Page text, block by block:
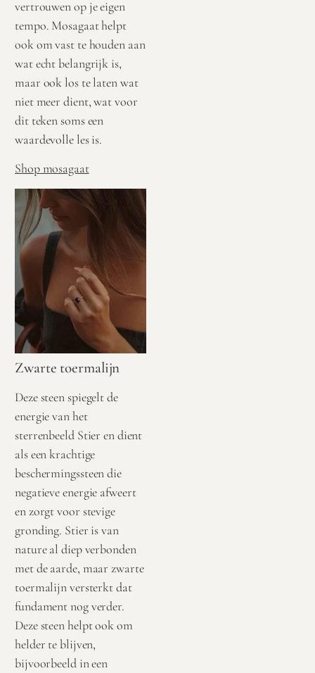
vertrouwen op je eigen
tempo. Mosagaat helpt
ook om vast te houden aan
wat echt belangrijk is,
maar ook los te laten wat
niet meer dient, wat voor
dit teken soms een
waardevolle les is.
Shop mosagaat
Zwarte toermalijn
Deze steen spiegelt de
energie van het
sterrenbeeld Stier en dient
als een krachtige
beschermingssteen die
negatieve energie afweert
en zorgt voor stevige
gronding. Stier is van
nature al diep verbonden
met de aarde, maar zwarte
toermalijn versterkt dat
fundament nog verder.
Deze steen helpt ook om
helder te blijven,
bijvoorbeeld in een